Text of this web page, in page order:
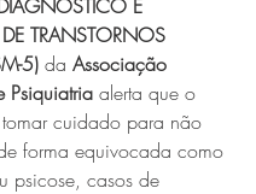
E
DE TRANSTORNOS
5) da Associação
Psiquiatria alerta que o
cuidado para não
forma equivocada como
psicose, casos de